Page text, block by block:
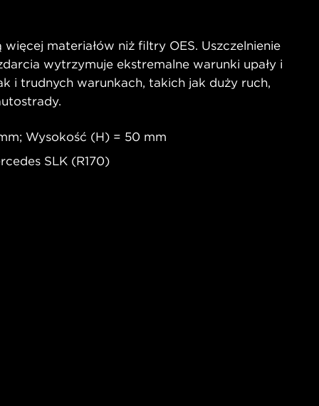
materiałów niż filtry OES. Uszczelnienie
wytrzymuje ekstremalne warunki upały i
i trudnych warunkach, takich jak duży ruch,
Wysokość (H) = 50 mm
SLK (R170)